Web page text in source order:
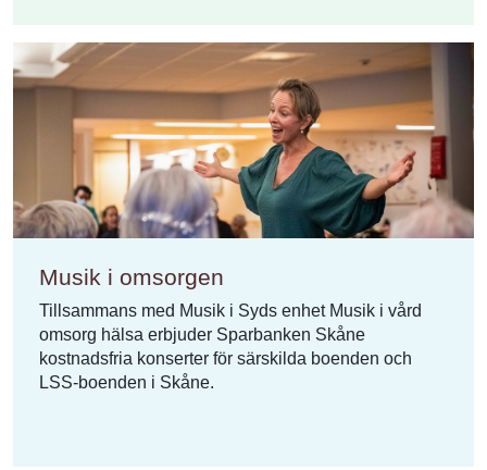
Musik i omsorgen
Tillsammans med Musik i Syds enhet Musik i vård
omsorg hälsa erbjuder Sparbanken Skåne
kostnadsfria konserter för särskilda boenden och
LSS-boenden i Skåne.